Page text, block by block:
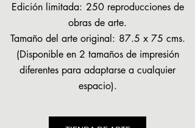
Edición limitada: 250 reproducciones de
obras de arte.
Tamaño del arte original: 87.5 x 75 cms.
(Disponible en 2 tamaños de impresión
diferentes para adaptarse a cualquier
espacio).